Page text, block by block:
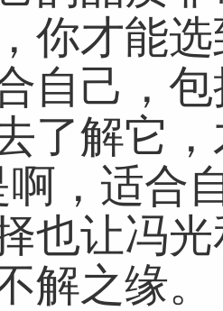
你才能
自己，
了解它
啊，适合
也让冯
解之缘。